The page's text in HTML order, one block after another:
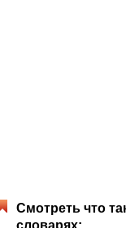
Смотреть что
словарях: